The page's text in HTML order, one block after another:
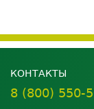
КОНТАКТЫ
8 (800) 550-